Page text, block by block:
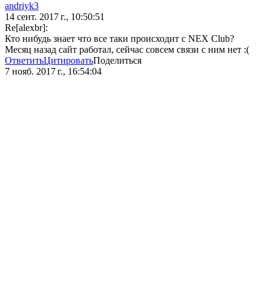
andriyk3
14 сент. 2017 г., 10:50:51
Re[alexbr]:
Кто нибудь знает что все таки происходит с NEX Club?
Месяц назад сайт работал, сейчас совсем связи с ним нет :(
ОтветитьЦитироватьПоделиться
7 нояб. 2017 г., 16:54:04